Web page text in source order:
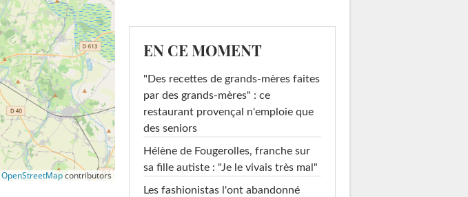
OpenStreetMapcontributors
EN CE MOMENT
"Des recettes de grands-mères faites
par des grands-mères" : ce
restaurant provençal n'emploie que
des seniors
Hélène de Fougerolles, franche sur
sa fille autiste : "Je le vivais très mal"
Les fashionistas l'ont abandonné